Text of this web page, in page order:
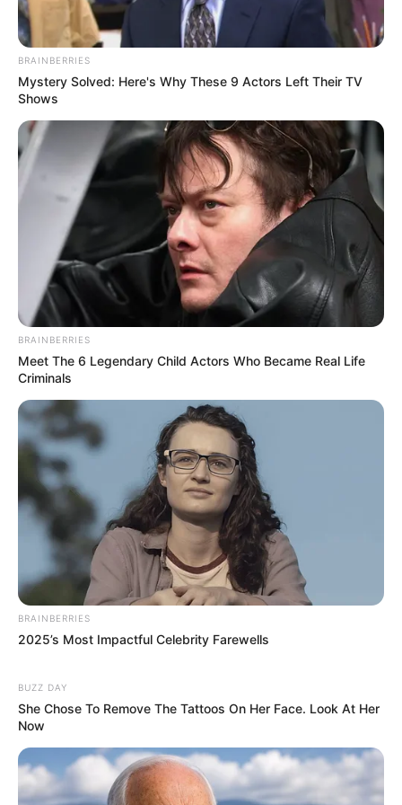
Nama Panggung: Wang Yuwen, Uvin
Nama Panggilan: Wang Yuwen
Tempat, Tanggal Lahir: Wuhan, Hubei, China, 28 Mei 1997
Kewarganegaraan: China
Agama: –
Profesi: Aktris
Hobi: –
Facebook: –
Twitter: –
Instagram: –
TikTok: –
YouTube: –
Weibo: 王玉雯Uvin
Tinggi, Berat & Penampilan Fisik
Tinggi: – cm
Berat: – kg
Golongan Darah: –
Warna Rambut: Hitam
Warna Mata: Hitam
Warna Kulit: Putih
Ukuran Tubuh: –
Ukuran Sepatu: –
Ukuran Baju: –
Pendidikan
BRAINBERRIES
Mystery Solved: Here's Why These 9 Actors Left Their TV
Shows
BRAINBERRIES
Meet The 6 Legendary Child Actors Who Became Real Life
Criminals
BRAINBERRIES
2025’s Most Impactful Celebrity Farewells
BUZZ DAY
She Chose To Remove The Tattoos On Her Face. Look At Her
Now